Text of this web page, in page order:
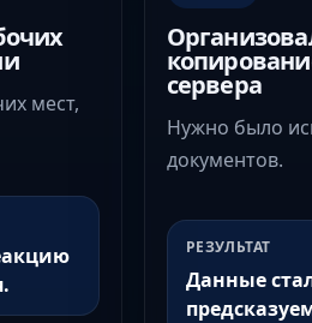
мест,
сервера
Нужно было
документов.
РЕЗУЛЬТАТ
Данные